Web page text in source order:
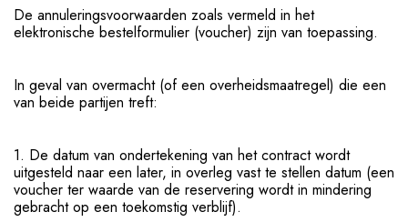
De annuleringsvoorwaarden zoals vermeld in het
elektronische bestelformulier (voucher) zijn van toepassing.
In geval van overmacht (of een overheidsmaatregel) die een
van beide partijen treft:
1. De datum van ondertekening van het contract wordt
uitgesteld naar een later, in overleg vast te stellen datum (een
voucher ter waarde van de reservering wordt in mindering
gebracht op een toekomstig verblijf).